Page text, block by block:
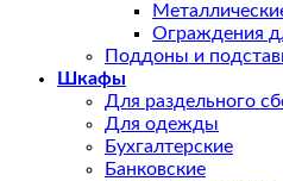
Ограждения
Поддоны и
Шкафы
Для раздельного
Для одежды
Бухгалтерские
Банковские